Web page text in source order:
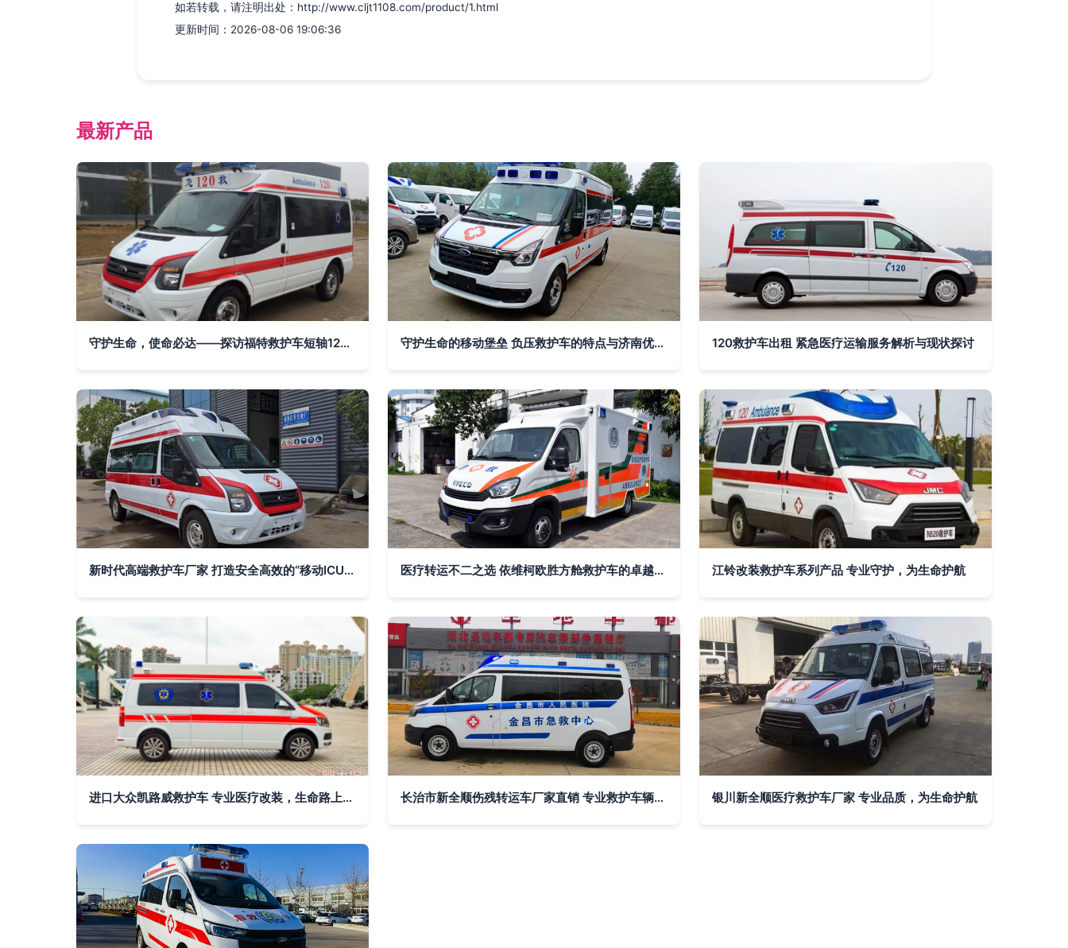
如若转载，请注明出处：http://www.cljt1108.com/product/1.html
更新时间：2026-08-06 19:06:36
最新产品
守护生命，使命必达——探访福特救护车短轴120急救车专业生产厂家 守护生命的移动堡垒 负压救护车的特点与济南优质生产厂家 120救护车出租 紧急医疗运输服务解析与现状探讨
新时代高端救护车厂家 打造安全高效的“移动ICU”——120抢救车与救护车的革新之路 医疗转运不二之选 依维柯欧胜方舱救护车的卓越实力 江铃改装救护车系列产品 专业守护，为生命护航
进口大众凯路威救护车 专业医疗改装，生命路上的可靠伙伴 长治市新全顺伤残转运车厂家直销 专业救护车辆，守护生命通道 银川新全顺医疗救护车厂家 专业品质，为生命护航